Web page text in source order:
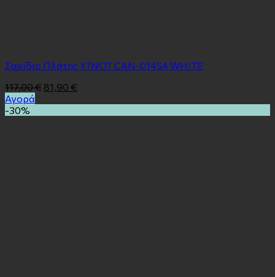
Σακίδιο Πλάτης Y?NOT CAN-014S4 WHITE
117,00€ 81,90 €
Αγορά
-30%